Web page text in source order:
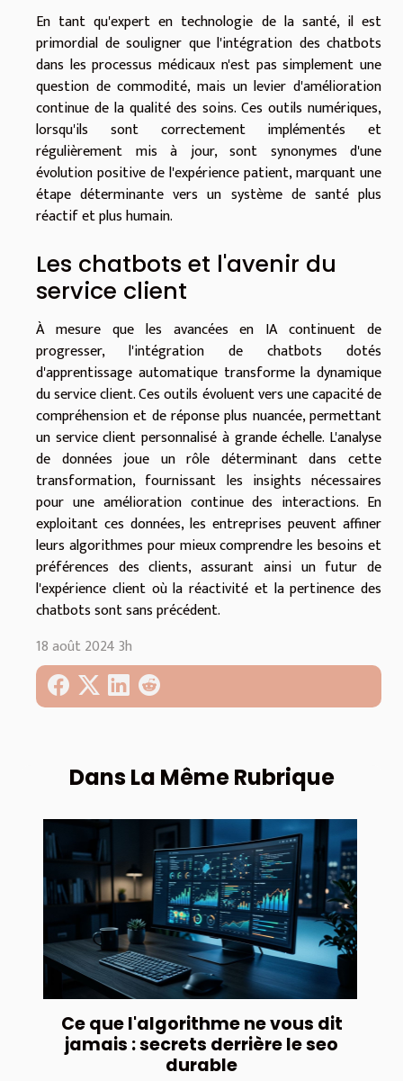
Dans La Même Rubrique
Ce que l'algorithme ne vous dit
jamais : secrets derrière le seo
durable
En tant qu'expert en technologie de la santé, il est
primordial de souligner que l'intégration des chatbots
dans les processus médicaux n'est pas simplement une
question de commodité, mais un levier d'amélioration
continue de la qualité des soins. Ces outils numériques,
lorsqu'ils sont correctement implémentés et
régulièrement mis à jour, sont synonymes d'une
évolution positive de l'expérience patient, marquant une
étape déterminante vers un système de santé plus
réactif et plus humain.
Les chatbots et l'avenir du
service client
À mesure que les avancées en IA continuent de
progresser, l'intégration de chatbots dotés
d'apprentissage automatique transforme la dynamique
du service client. Ces outils évoluent vers une capacité de
compréhension et de réponse plus nuancée, permettant
un service client personnalisé à grande échelle. L'analyse
de données joue un rôle déterminant dans cette
transformation, fournissant les insights nécessaires
pour une amélioration continue des interactions. En
exploitant ces données, les entreprises peuvent affiner
leurs algorithmes pour mieux comprendre les besoins et
préférences des clients, assurant ainsi un futur de
l'expérience client où la réactivité et la pertinence des
chatbots sont sans précédent.
18 août 2024 3h